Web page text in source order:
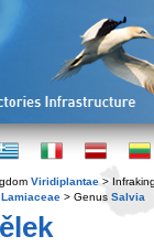
Viridiplantae >
Lamiaceae > Genus Salvia